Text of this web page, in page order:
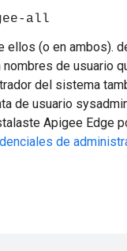
all
ellos (o en ambos).
de usuario
del sistema
de usuario
Apigee Edge
de